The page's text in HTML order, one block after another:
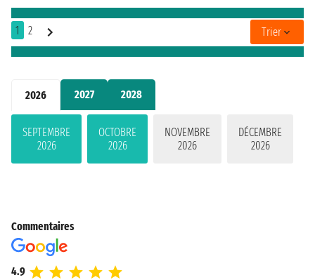
2026 2027 2028
SEPTEMBRE
2026
OCTOBRE
2026
NOVEMBRE
2026
DÉCEMBRE
2026
1 2 Trier
Commentaires
4.9